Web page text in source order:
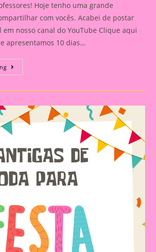
Hoje tenho uma grande
com vocês. Acabei de postar
nosso canal do YouTube Clique aqui
apresentamos 10 dias…
10
Dias
Atividades
Educação
Infantil
E
Ensino
Celebre
A
Festa
Junina
Com
Diversão